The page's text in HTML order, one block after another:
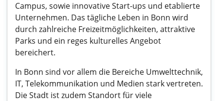
Campus, sowie innovative Start-ups und etablierte
Unternehmen. Das tägliche Leben in Bonn wird
durch zahlreiche Freizeitmöglichkeiten, attraktive
Parks und ein reges kulturelles Angebot
bereichert.
In Bonn sind vor allem die Bereiche Umwelttechnik,
IT, Telekommunikation und Medien stark vertreten.
Die Stadt ist zudem Standort für viele